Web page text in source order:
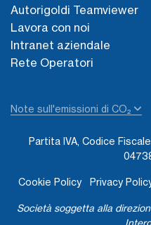
Autorigoldi Teamviewer
Lavora con noi
Intranet aziendale
Rete Operatori
Note sull'emissioni di CO₂
Partita IVA, Codice
Cookie Policy Privacy
Società soggetta alla